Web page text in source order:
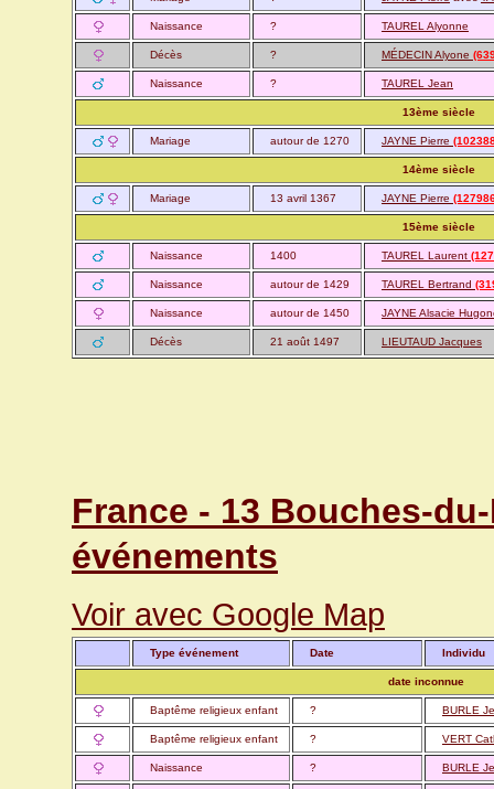
Naissance ? TAUREL Alyonne
Décès ? MÉDECIN Alyone
Naissance ? TAUREL Jean
13ème siècle
Mariage autour de 1270 JAYNE Pierre
14ème siècle
Mariage 13 avril 1367 JAYNE Pierre
15ème siècle
Naissance 1400 TAUREL Laurent
Naissance autour de 1429 TAUREL Bertrand
Naissance autour de 1450 JAYNE Alsacie
Décès 21 août 1497 LIEUTAUD Jacques
France - 13 Bouches-
événements
Voir avec Google Map
Type événement Date Individu
date inconnue
Baptême religieux enfant ? BURLE
Baptême religieux enfant ? VERT
Naissance ? BURLE